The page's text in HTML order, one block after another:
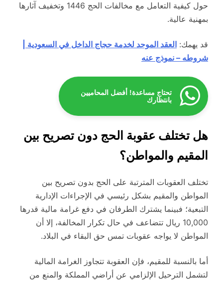
حول كيفية التعامل مع مخالفات الحج 1446 وتخفيف آثارها
بمهنية عالية.
قد يهمك: العقد الموحد لخدمة حجاج الداخل في السعودية |
شروطه – نموذج عنه
تحتاج مساعدة! أفضل المحاميين
بانتظارك
هل تختلف عقوبة الحج دون تصريح بين
المقيم والمواطن؟
تختلف العقوبات المترتبة على الحج بدون تصريح بين
المواطن والمقيم بشكل رئيسي في الإجراءات الإدارية
التبعية؛ فبينما يشترك الطرفان في دفع غرامة مالية قدرها
10,000 ريال تتضاعف في حال تكرار المخالفة، إلا أن
المواطن لا يواجه عقوبات تمس حق البقاء في البلاد.
أما بالنسبة للمقيم، فإن العقوبة تتجاوز الغرامة المالية
لتشمل الترحيل الإلزامي عن أراضي المملكة والمنع من